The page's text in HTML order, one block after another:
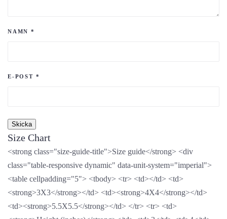
NAMN *
E-POST *
Size Chart
<strong class="size-guide-title">Size guide</strong> <div
class="table-responsive dynamic" data-unit-system="imperial">
<table cellpadding="5"> <tbody> <tr> <td></td> <td>
<strong>3X3</strong></td> <td><strong>4X4</strong></td>
<td><strong>5.5X5.5</strong></td> </tr> <tr> <td>